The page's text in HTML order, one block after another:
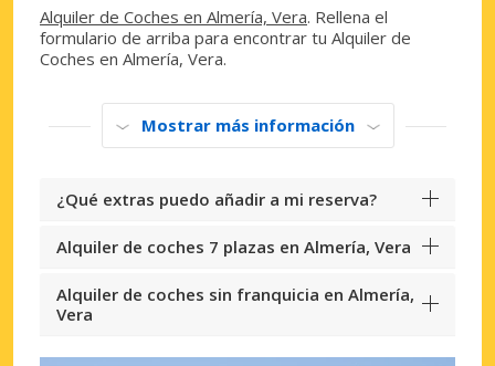
Alquiler de Coches en Almería, Vera. Rellena el
formulario de arriba para encontrar tu Alquiler de
Coches en Almería, Vera.
Mostrar más información
¿Qué extras puedo añadir a mi reserva?
Alquiler de coches 7 plazas en Almería, Vera
Alquiler de coches sin franquicia en Almería,
Vera